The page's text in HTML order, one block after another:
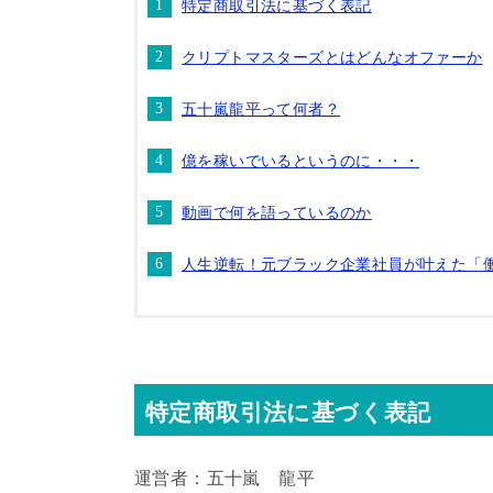
特定商取引法に基づく表記
クリプトマスターズとはどんなオファーか
五十嵐龍平って何者？
億を稼いでいるというのに・・・
動画で何を語っているのか
人生逆転！元ブラック企業社員が叶えた「
特定商取引法に基づく表記
運営者：五十嵐 龍平